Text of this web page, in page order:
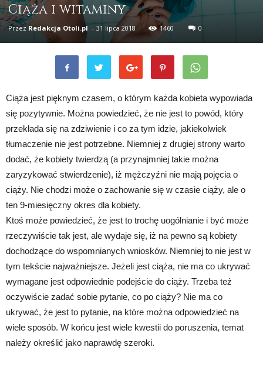
Ciąża i witaminy
Przez Redakcja Otoli.pl - 31 lipca 2018 1460 0
Ciąża jest pięknym czasem, o którym każda kobieta wypowiada
się pozytywnie. Można powiedzieć, że nie jest to powód, który
przekłada się na zdziwienie i co za tym idzie, jakiekolwiek
tłumaczenie nie jest potrzebne. Niemniej z drugiej strony warto
dodać, że kobiety twierdzą (a przynajmniej takie można
zaryzykować stwierdzenie), iż mężczyźni nie mają pojęcia o
ciąży. Nie chodzi może o zachowanie się w czasie ciąży, ale o
ten 9-miesięczny okres dla kobiety.
Ktoś może powiedzieć, że jest to trochę uogólnianie i być może
rzeczywiście tak jest, ale wydaje się, iż na pewno są kobiety
dochodzące do wspomnianych wniosków. Niemniej to nie jest w
tym tekście najważniejsze. Jeżeli jest ciąża, nie ma co ukrywać
wymagane jest odpowiednie podejście do ciąży. Trzeba też
oczywiście zadać sobie pytanie, co po ciąży? Nie ma co
ukrywać, że jest to pytanie, na które można odpowiedzieć na
wiele sposób. W końcu jest wiele kwestii do poruszenia, temat
należy określić jako naprawdę szeroki.